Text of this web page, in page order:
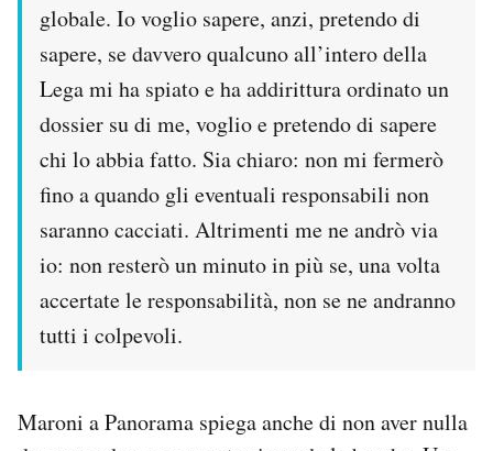
globale. Io voglio sapere, anzi, pretendo di
sapere, se davvero qualcuno all’intero della
Lega mi ha spiato e ha addirittura ordinato un
dossier su di me, voglio e pretendo di sapere
chi lo abbia fatto. Sia chiaro: non mi fermerò
fino a quando gli eventuali responsabili non
saranno cacciati. Altrimenti me ne andrò via
io: non resterò un minuto in più se, una volta
accertate le responsabilità, non se ne andranno
tutti i colpevoli.
Maroni a Panorama spiega anche di non aver nulla